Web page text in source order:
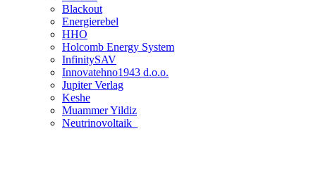
Blackout
Energierebel
HHO
Holcomb Energy System
InfinitySAV
Innovatehno1943 d.o.o.
Jupiter Verlag
Keshe
Muammer Yildiz
Neutrinovoltaik